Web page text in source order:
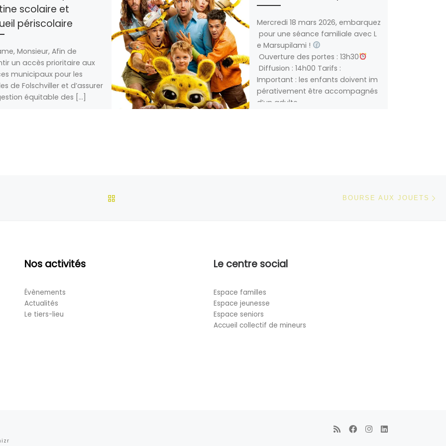
scolaire et
périscolaire
Monsieur, Afin de
un accès prioritaire aux
municipaux pour les
de Folschviller et d’assurer
équitable des […]
Mercredi 18 mars 2026, embarquez
pour une séance familiale avec L
e Marsupilami !
Ouverture des portes : 13h30
Diffusion : 14h00 Tarifs :
Important : les enfants doivent im
pérativement être accompagnés
d’un adulte.
BOURSE AUX JOUETS
Nos activités
Évènements
Actualités
Le tiers-lieu
Le centre social
Espace familles
Espace jeunesse
Espace seniors
Accueil collectif de mineurs